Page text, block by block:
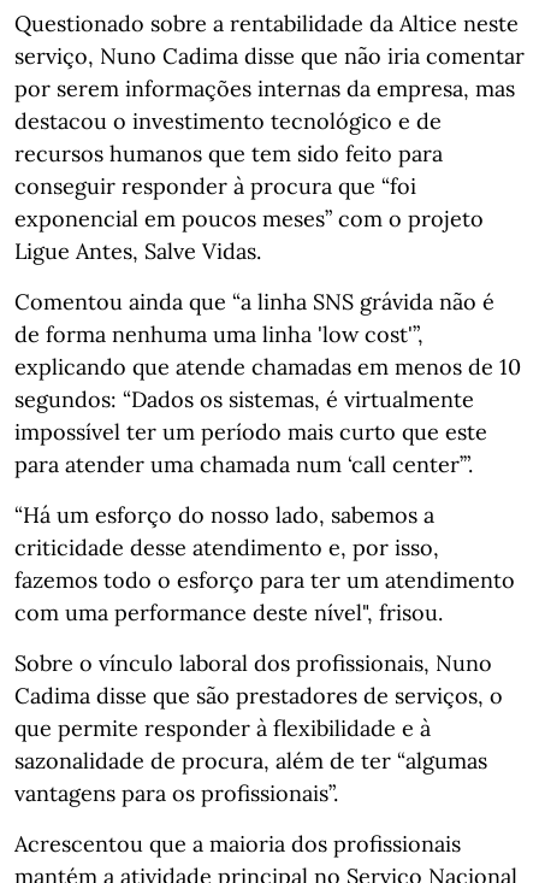
Questionado sobre a rentabilidade da Altice neste
serviço, Nuno Cadima disse que não iria comentar
por serem informações internas da empresa, mas
destacou o investimento tecnológico e de
recursos humanos que tem sido feito para
conseguir responder à procura que “foi
exponencial em poucos meses” com o projeto
Ligue Antes, Salve Vidas.
Comentou ainda que “a linha SNS grávida não é
de forma nenhuma uma linha 'low cost'”,
explicando que atende chamadas em menos de 10
segundos: “Dados os sistemas, é virtualmente
impossível ter um período mais curto que este
para atender uma chamada num ‘call center’”.
“Há um esforço do nosso lado, sabemos a
criticidade desse atendimento e, por isso,
fazemos todo o esforço para ter um atendimento
com uma performance deste nível", frisou.
Sobre o vínculo laboral dos profissionais, Nuno
Cadima disse que são prestadores de serviços, o
que permite responder à flexibilidade e à
sazonalidade de procura, além de ter “algumas
vantagens para os profissionais”.
Acrescentou que a maioria dos profissionais
mantém a atividade principal no Serviço Nacional